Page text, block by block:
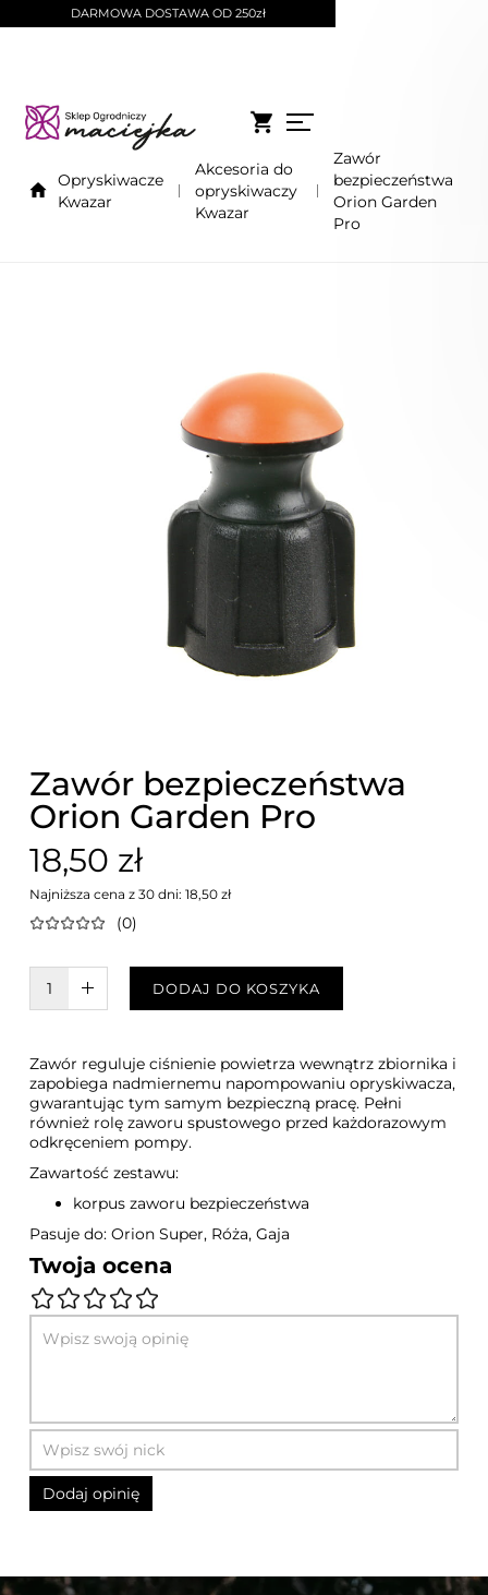
DARMOWA DOSTAWA OD 250zł
Opryskiwacze
Kwazar
Akcesoria do
opryskiwaczy
Kwazar
Zawór
bezpieczeństwa
Orion Garden
Pro
Zawór bezpieczeństwa
Orion Garden Pro
18,50 zł
Najniższa cena z 30 dni: 18,50 zł
(0)
W KOSZYKU :)DODAJ DO KOSZYKA
Zawór reguluje ciśnienie powietrza wewnątrz zbiornika i
zapobiega nadmiernemu napompowaniu opryskiwacza,
gwarantując tym samym bezpieczną pracę. Pełni
również rolę zaworu spustowego przed każdorazowym
odkręceniem pompy.
Zawartość zestawu:
korpus zaworu bezpieczeństwa
Pasuje do: Orion Super, Róża, Gaja
Twoja ocena